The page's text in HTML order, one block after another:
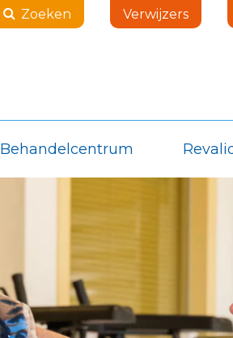
Zoeken Verwijzers
Behandelcentrum